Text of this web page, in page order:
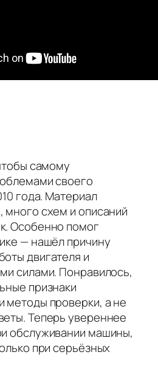
самому
своего
года. Материал
много схем и описаний
Особенно помог
— нашёл причину
двигателя и
силами. Понравилось,
признаки
методы проверки, а не
Теперь увереннее
обслуживании машины,
при серьёзных